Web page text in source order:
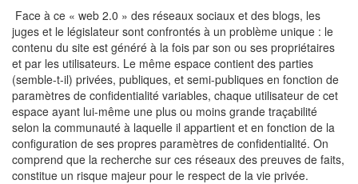
Face à ce « web 2.0 » des réseaux sociaux et des blogs, les
juges et le législateur sont confrontés à un problème unique : le
contenu du site est généré à la fois par son ou ses propriétaires
et par les utilisateurs. Le même espace contient des parties
(semble-t-il) privées, publiques, et semi-publiques en fonction de
paramètres de confidentialité variables, chaque utilisateur de cet
espace ayant lui-même une plus ou moins grande traçabilité
selon la communauté à laquelle il appartient et en fonction de la
configuration de ses propres paramètres de confidentialité. On
comprend que la recherche sur ces réseaux des preuves de faits,
constitue un risque majeur pour le respect de la vie privée.